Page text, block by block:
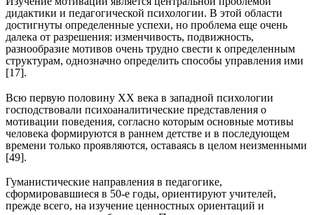
дидактики и педагогической психологии. В этой области
достигнуты определенные успехи, но проблема еще очень
далека от разрешения: изменчивость, подвижность,
разнообразие мотивов очень трудно свести к определенным
структурам, однозначно определить способы управления ими
[17].
Всю первую половину XX века в западной психологии
господствовали психоаналитические представления о
мотивации поведения, согласно которым основные мотивы
человека формируются в раннем детстве и в последующем
времени только проявляются, оставаясь в целом неизменными
[49].
Гуманистические направления в педагогике,
сформировавшиеся в 50-е годы, ориентируют учителей,
прежде всего, на изучение ценностных ориентаций и